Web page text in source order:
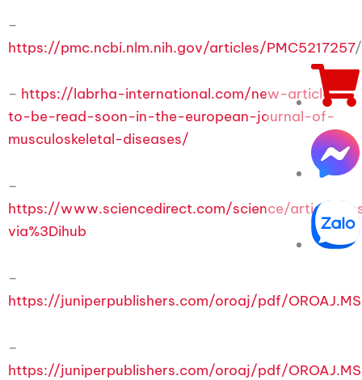
–
https://pmc.ncbi.nlm.nih.gov/articles/PMC5217257
– https://labrha-international.com/new-article-
to-be-read-soon-in-the-european-journal-of-
musculoskeletal-diseases/
–
https://www.sciencedirect.com/science/article/
via%3Dihub
–
https://juniperpublishers.com/oroaj/pdf/
–
https://juniperpublishers.com/oroaj/pdf/